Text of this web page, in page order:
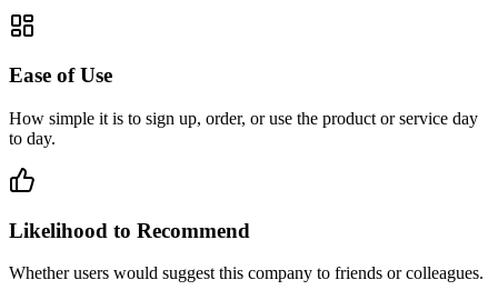
Ease of Use
How simple it is to sign up, order, or use the product or service day
to day.
Likelihood to Recommend
Whether users would suggest this company to friends or colleagues.